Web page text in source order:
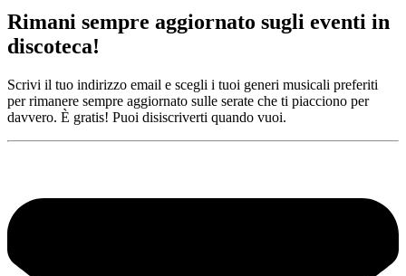
Rimani sempre aggiornato sugli eventi in
discoteca!
Scrivi il tuo indirizzo email e scegli i tuoi generi musicali preferiti
per rimanere sempre aggiornato sulle serate che ti piacciono per
davvero. È gratis! Puoi disiscriverti quando vuoi.